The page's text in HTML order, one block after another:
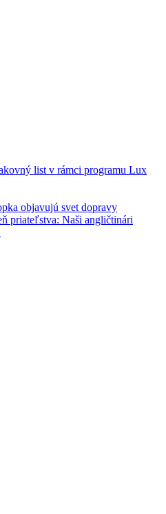
list v rámci programu Lux
objavujú svet dopravy
priateľstva: Naši angličtinári